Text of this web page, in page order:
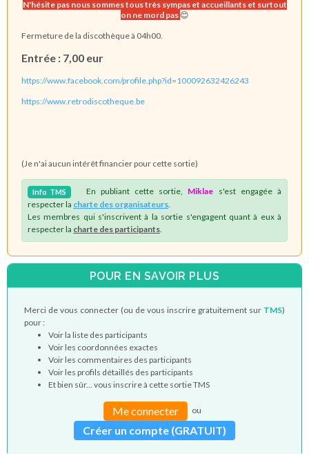
N'hésite pas nous sommes tous très sympas et accueillants et surtout
on ne mord pas 😊
Fermeture de la discothèque à 04h00.
Entrée : 7,00 eur
https://www.facebook.com/profile.php?id=100092632426243
https://www.retrodiscotheque.be
(Je n'ai aucun intérêt financier pour cette sortie)
Info TMS En publiant cette sortie, Miklae s'est engagée à
respecter la charte des organisateurs
Les membres qui s'inscrivent à la sortie s'engagent quant à eux à
respecter la charte des participants
POUR EN SAVOIR PLUS
Merci de vous connecter (ou de vous inscrire gratuitement sur TMS)
pour :
Voir la liste des participants
Voir les coordonnées exactes
Voir les commentaires des participants
Voir les profils détaillés des participants
Et bien sûr... vous inscrire à cette sortie TMS
Me connecter ou
Créer un compte (GRATUIT)